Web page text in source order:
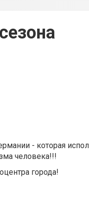
- которая
человека!!!
города!